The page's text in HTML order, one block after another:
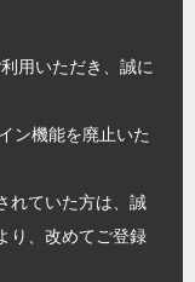
用いただき、誠に
ン機能を廃止いた
れていた方は、誠
り、改めてご登録